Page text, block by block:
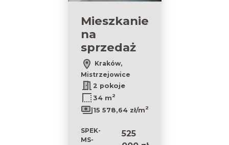
Mieszkanie
na
sprzedaż
Kraków,
Mistrzejowice
2 pokoje
34 m2
15 578,64 zł/m2
SPEK-
MS-
525